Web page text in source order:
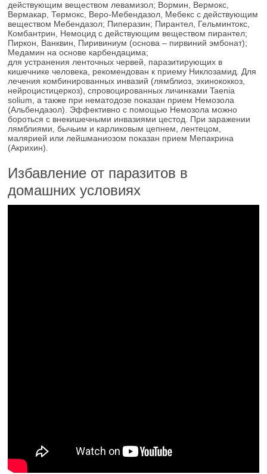
действующим веществом левамизол; Вормин, Вермокс,
Вермакар, Термокс, Веро-Мебендазол, Мебекс с действующим
веществом Мебендазол; Пиперазин; Пирантел, Гельминтокс,
Комбантрин, Немоцид с действующим веществом пирантел;
Пиркон, Ванквин, Пиривиниум (основа – пирвиний эмбонат);
Медамин на основе карбендацима;
для устранения ленточных червей, паразитирующих в
кишечнике человека, рекомендован к приему Никлозамид. Для
лечения комбинированных инвазий (лямблиоз, эхинококкоз,
нейроцистицеркоз), спровоцированных личинками Taenia
solium, а также при нематодозе показан прием Немозола
(Альбендазол). Эффективно с помощью Немозола можно
бороться с внекишечными инвазиями цестод. При заражении
лямблиями, бычьим и карликовым цепнем, лентецом,
малярией или лейшманиозом показан прием Мепакрина
(Акрихин).
Избавление от паразитов в
домашних условиях